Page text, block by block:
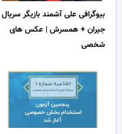
بیوگرافی علی آشمند بازیگر سریال
جیران + همسرش | عکس های
شخصی